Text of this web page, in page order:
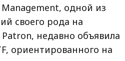
одной из
своего рода на
недавно объявила
ориентированного на